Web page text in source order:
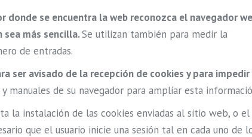
se encuentra la web reconozca el navegador
más sencilla.Se utilizan también para medir la
de entradas.
ser avisado de la recepción de cookies y para impedir
manuales de su navegador para ampliar esta
la instalación de las cookies enviadas al sitio web, o el
que el usuario inicie una sesión tal en cada uno de